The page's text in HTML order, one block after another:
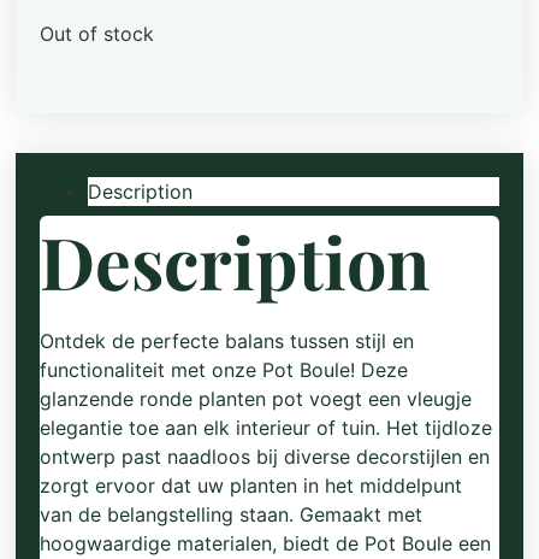
Out of stock
Description
Description
Ontdek de perfecte balans tussen stijl en
functionaliteit met onze Pot Boule! Deze
glanzende ronde planten pot voegt een vleugje
elegantie toe aan elk interieur of tuin. Het tijdloze
ontwerp past naadloos bij diverse decorstijlen en
zorgt ervoor dat uw planten in het middelpunt
van de belangstelling staan. Gemaakt met
hoogwaardige materialen, biedt de Pot Boule een